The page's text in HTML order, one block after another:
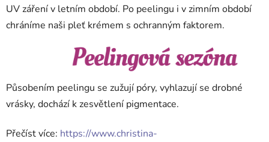
UV záření v letním období. Po peelingu i v zimním období
chráníme naši pleť krémem s ochranným faktorem.
Působením peelingu se zužují póry, vyhlazují se drobné
vrásky, dochází k zesvětlení pigmentace.
Přečíst více: https://www.christina-